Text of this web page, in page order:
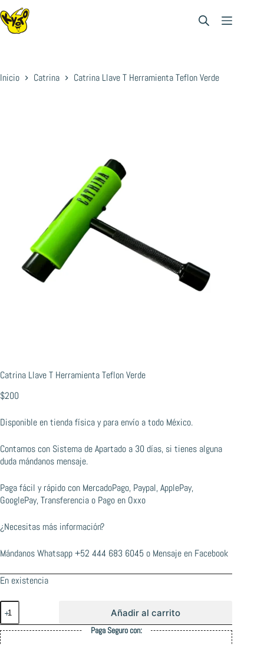
Saltar
al
contenido
Inicio Catrina Catrina Llave T Herramienta Teflon Verde
Catrina Llave T Herramienta Teflon Verde
$200
Disponible en tienda física y para envío a todo México.
Contamos con Sistema de Apartado a 30 días, si tienes alguna
duda mándanos mensaje.
Paga fácil y rápido con MercadoPago, Paypal, ApplePay,
GooglePay, Transferencia o Pago en Oxxo
¿Necesitas más información?
Mándanos Whatsapp+52 444 683 6045 o Mensaje en Facebook
En existencia
Catrina
Llave
T
Herramienta
Añadir al carrito
Paga Seguro con: